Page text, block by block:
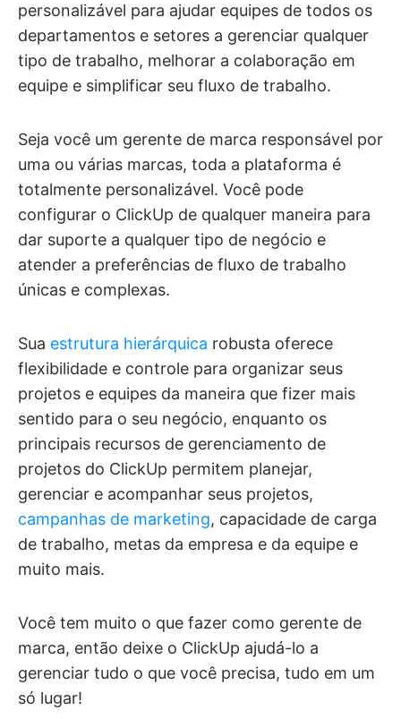
personalizável para ajudar equipes de todos os
departamentos e setores a gerenciar qualquer
tipo de trabalho, melhorar a colaboração em
equipe e simplificar seu fluxo de trabalho.
Seja você um gerente de marca responsável por
uma ou várias marcas, toda a plataforma é
totalmente personalizável. Você pode
configurar o ClickUp de qualquer maneira para
dar suporte a qualquer tipo de negócio e
atender a preferências de fluxo de trabalho
únicas e complexas.
Sua estrutura hierárquica robusta oferece
flexibilidade e controle para organizar seus
projetos e equipes da maneira que fizer mais
sentido para o seu negócio, enquanto os
principais recursos de gerenciamento de
projetos do ClickUp permitem planejar,
gerenciar e acompanhar seus projetos,
campanhas de marketing, capacidade de carga
de trabalho, metas da empresa e da equipe e
muito mais.
Você tem muito o que fazer como gerente de
marca, então deixe o ClickUp ajudá-lo a
gerenciar tudo o que você precisa, tudo em um
só lugar!